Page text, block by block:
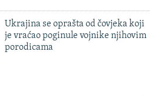
Ukrajina se oprašta od čovjeka koji
je vraćao poginule vojnike njihovim
porodicama